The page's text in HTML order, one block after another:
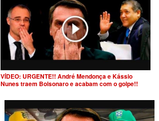
VÍDEO: URGENTE!! André Mendonça e Kássio
Nunes traem Bolsonaro e acabam com o golpe!!